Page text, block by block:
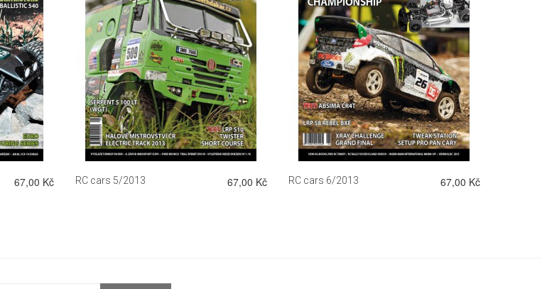
67,00 Kč RC cars 5/2013 67,00 Kč
DETAIL
RC cars 6/2013 67,00 Kč
DETAIL